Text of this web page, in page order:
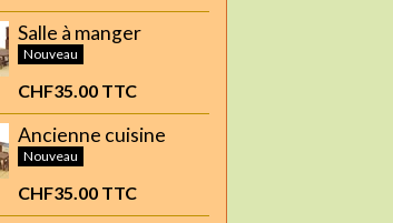
Salle à manger
Nouveau
CHF35.00 TTC
Ancienne cuisine
Nouveau
CHF35.00 TTC